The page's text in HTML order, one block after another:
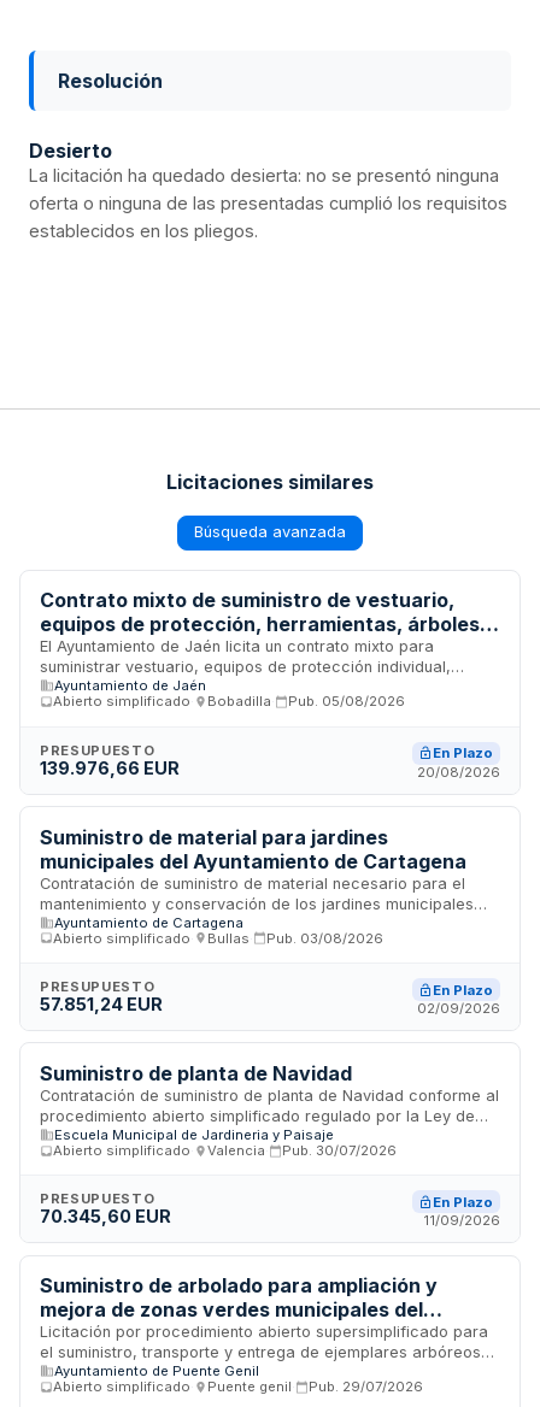
Resolución
Desierto
La licitación ha quedado desierta: no se presentó ninguna
oferta o ninguna de las presentadas cumplió los requisitos
establecidos en los pliegos.
Licitaciones similares
Búsqueda avanzada
Contrato mixto de suministro de vestuario,
equipos de protección, herramientas, árboles,
flores y alquiler de maquinaria y vehículos para
reforestación urbana del Ayuntamiento de
Jaén
El Ayuntamiento de Jaén licita un contrato mixto para
suministrar vestuario, equipos de protección individual,
herramientas, materiales, árboles, flores de temporada, así
como alquiler de maquinaria, contenedores, camiones y
reforestación urbana de la ciudad incluido en el Plan de
Fomento del Empleo Agrario 2025. El contrato tiene duración
Ayuntamiento de Jaén
Abierto simplificado
Bobadilla Pub. 05/08/2026
PRESUPUESTO
139.976,66 EUR
En Plazo
20/08/2026
Suministro de material para jardines
municipales del Ayuntamiento de Cartagena
Contratación de suministro de material necesario para el
mantenimiento y conservación de los jardines municipales
del Ayuntamiento de Cartagena. El contrato comprende
diversos materiales y productos de vivero agrupados en
importe adjudicado. La contratación busca garantizar el
control de los suministros a todos los niveles, lograr
proporcionados.
Ayuntamiento de Cartagena
Abierto simplificado
Bullas Pub. 03/08/2026
PRESUPUESTO
57.851,24 EUR
En Plazo
02/09/2026
Suministro de planta de Navidad
Contratación de suministro de planta de Navidad conforme al
procedimiento abierto simplificado regulado por la Ley de
Contratos del Sector Público. El objeto del contrato se
especifica en el Anexo I del pliego de cláusulas
técnicas. La duración, plazo de entrega y demás
condiciones de ejecución constan en la documentación del
Escuela Municipal de Jardineria y Paisaje
Abierto simplificado
Valencia Pub. 30/07/2026
PRESUPUESTO
70.345,60 EUR
En Plazo
11/09/2026
Suministro de arbolado para ampliación y
mejora de zonas verdes municipales del
Ayuntamiento de Puente Genil
Licitación por procedimiento abierto supersimplificado para
el suministro, transporte y entrega de ejemplares arbóreos
destinados a ampliar y mejorar las zonas verdes municipales
del Ayuntamiento de Puente Genil. Los árboles deben reunir
Ayuntamiento de Puente Genil
Abierto simplificado
Puente genil Pub. 29/07/2026